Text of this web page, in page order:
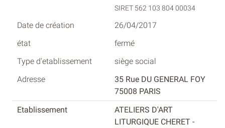
SIRET 562 103 804 00034
26/04/2017
fermé
siège social
35 Rue DU GENERAL FOY
75008 PARIS
ATELIERS D'ART
LITURGIQUE CHERET -